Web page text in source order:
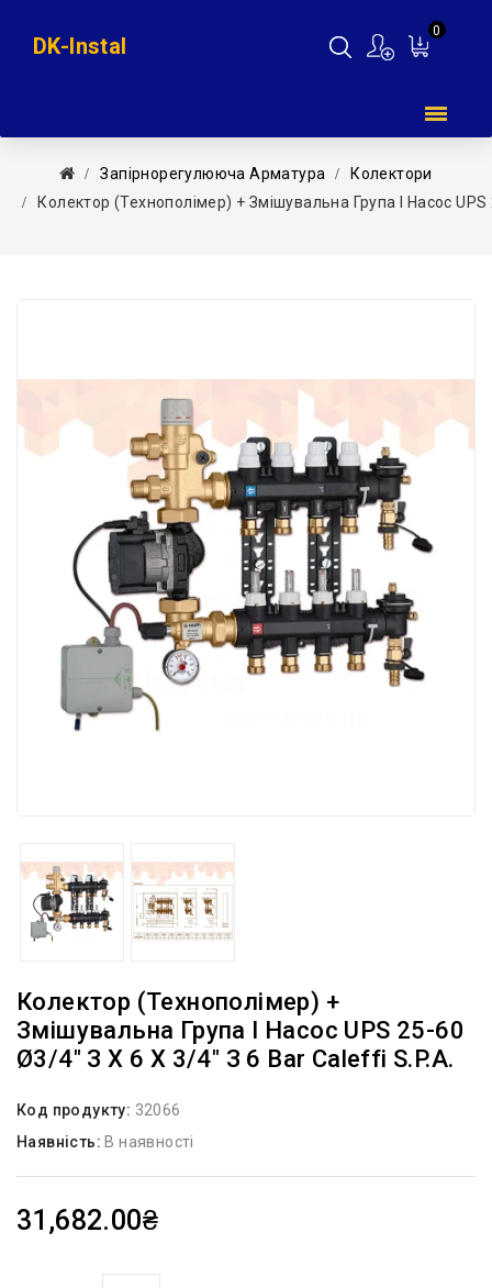
0
DK-Instal
Запірнорегулююча Арматура
Колектори
Колектор (технополімер) + Змішувальна Група І Насос
Колектор (технополімер) +
Змішувальна Група І Насос UPS 25-60
Ø3/4″ З X 6 X 3/4″ З 6 Bar Caleffi S.p.a.
Код продукту: 32066
Наявність: В наявності
31,682.00₴